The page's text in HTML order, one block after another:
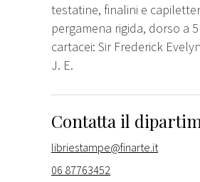
testatine, finalini e
pergamena rigida, dorso a
cartacei: Sir Frederick
J. E.
Contatta il
libriestampe@finarte.it
06 87763452